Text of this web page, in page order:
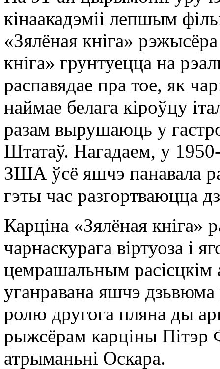
кінаакадэміі лепшым
«Зялёная кніга»
кніга» грунтуецца на
распавядае пра тое, як
наймае белага кіроўцу
разам вырушаюць у
Штатаў. Нагадаем, у
ЗША ўсё яшчэ панавала
гэты час разгортваюцца
Карціна «Зялёная кніга»
чарнаскурага віртуоза і
цемрашальным расісцкім
уганравана яшчэ
ролю другога пляна ды
рыжсёрам карціны Пітэр
атрыманьні Оскара.